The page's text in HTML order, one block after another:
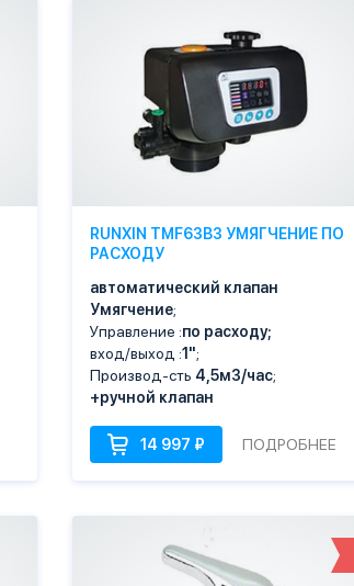
RUNXIN TMF63B3 УМЯГЧЕНИЕ ПО
РАСХОДУ
автоматический клапан
Умягчение;
Управление :по расходу;
вход/выход :1";
Производ-сть 4,5м3/час;
+ручной клапан
ПОДРОБНЕЕ